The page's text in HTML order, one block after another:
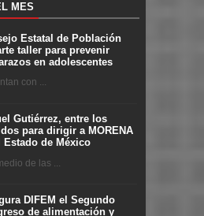
MES
Estatal de Población
taller para prevenir
en adolescentes
con ...
Gutiérrez, entre los
para dirigir a MORENA
Estado de México
de las ...
DIFEM el Segundo
de alimentación y